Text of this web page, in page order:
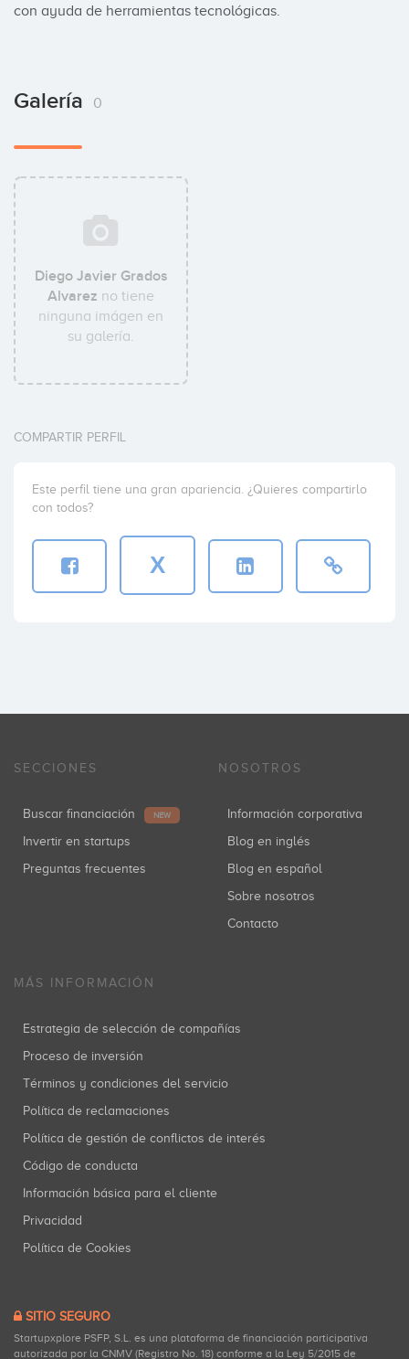
con ayuda de herramientas tecnológicas.
Galería 0
Diego Javier Grados
Alvarez no tiene
ninguna imágen en
su galería.
COMPARTIR PERFIL
Este perfil tiene una gran apariencia. ¿Quieres compartirlo
con todos?
X
SECCIONES
Buscar financiación NEW
Invertir en startups
Preguntas frecuentes
NOSOTROS
Información corporativa
Blog en inglés
Blog en español
Sobre nosotros
Contacto
MÁS INFORMACIÓN
Estrategia de selección de compañías
Proceso de inversión
Términos y condiciones del servicio
Política de reclamaciones
Política de gestión de conflictos de interés
Código de conducta
Información básica para el cliente
Privacidad
Política de Cookies
SITIO SEGURO
Startupxplore PSFP, S.L. es una plataforma de financiación participativa
autorizada por la CNMV (Registro No. 18) conforme a la Ley 5/2015 de